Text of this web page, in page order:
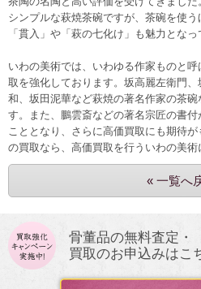
シンプルな萩焼茶碗ですが、茶碗を使
「貫入」や「萩の七化け」も魅力となっ
いわの美術では、いわゆる作家ものと
取を強化しております。坂高麗左衛門
和、坂田泥華など萩焼の著名作家の茶
す。また、鵬雲斎などの著名宗匠の書
こととなり、さらに高価買取にも期待
の買取なら、高価買取を行ういわの美術
« 一覧へ
骨董品の無料査定・
買取のお申込みはこ